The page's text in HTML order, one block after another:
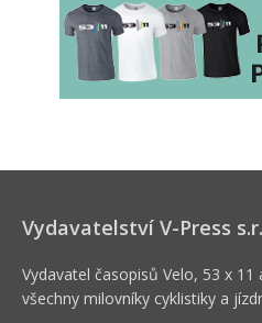
Vydavatelství V-Press
Vydavatel časopisů Velo, 53 x
všechny milovníky cyklistiky a